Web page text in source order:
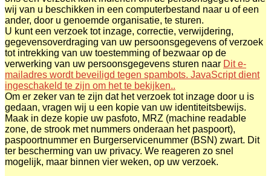
wij van u beschikken in een computerbestand naar u of een
ander, door u genoemde organisatie, te sturen.
U kunt een verzoek tot inzage, correctie, verwijdering,
gegevensoverdraging van uw persoonsgegevens of verzoek
tot intrekking van uw toestemming of bezwaar op de
verwerking van uw persoonsgegevens sturen naar Dit e-
mailadres wordt beveiligd tegen spambots. JavaScript dient
ingeschakeld te zijn om het te bekijken..
Om er zeker van te zijn dat het verzoek tot inzage door u is
gedaan, vragen wij u een kopie van uw identiteitsbewijs.
Maak in deze kopie uw pasfoto, MRZ (machine readable
zone, de strook met nummers onderaan het paspoort),
paspoortnummer en Burgerservicenummer (BSN) zwart. Dit
ter bescherming van uw privacy. We reageren zo snel
mogelijk, maar binnen vier weken, op uw verzoek.